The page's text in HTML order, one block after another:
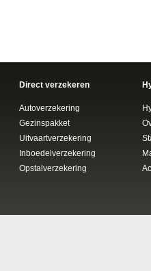
Direct verzekeren
Autoverzekering
Gezinspakket
Uitvaartverzekering
Inboedelverzekering
Opstalverzekering